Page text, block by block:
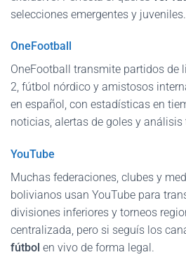
selecciones emergentes y juveniles.
OneFootball
OneFootball transmite partidos de
2, fútbol nórdico y amistosos
en español, con estadísticas en
noticias, alertas de goles y análisis
YouTube
Muchas federaciones, clubes y
bolivianos usan YouTube para
divisiones inferiores y torneos
centralizada, pero si seguís los
fútbol en vivo de forma legal.